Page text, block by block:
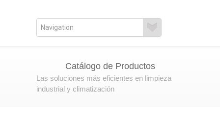
Catálogo de Productos
Las soluciones más eficientes en limpieza
industrial y climatización